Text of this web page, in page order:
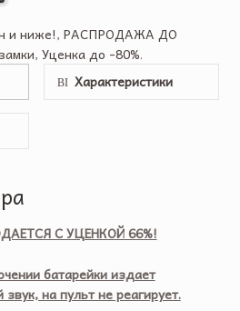
и ниже!, РАСПРОДАЖА ДО
, Уценка до -80%.
Характеристики
С УЦЕНКОЙ 66%!
батарейки издает
на пульт не реагирует.